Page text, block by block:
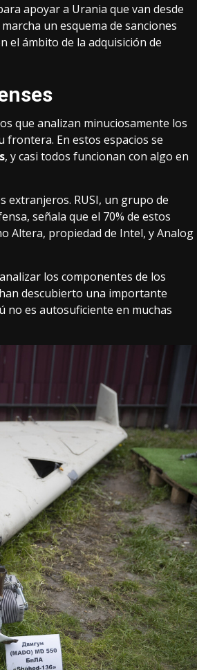
apoyar a Urania que van desde
un esquema de sanciones
el ámbito de la adquisición de
que analizan minuciosamente los
frontera. En estos espacios se
, y casi todos funcionan con algo en
extranjeros. RUSI, un grupo de
señala que el 70% de estos
Altera, propiedad de Intel, y Analog
los componentes de los
descubierto una importante
no es autosuficiente en muchas